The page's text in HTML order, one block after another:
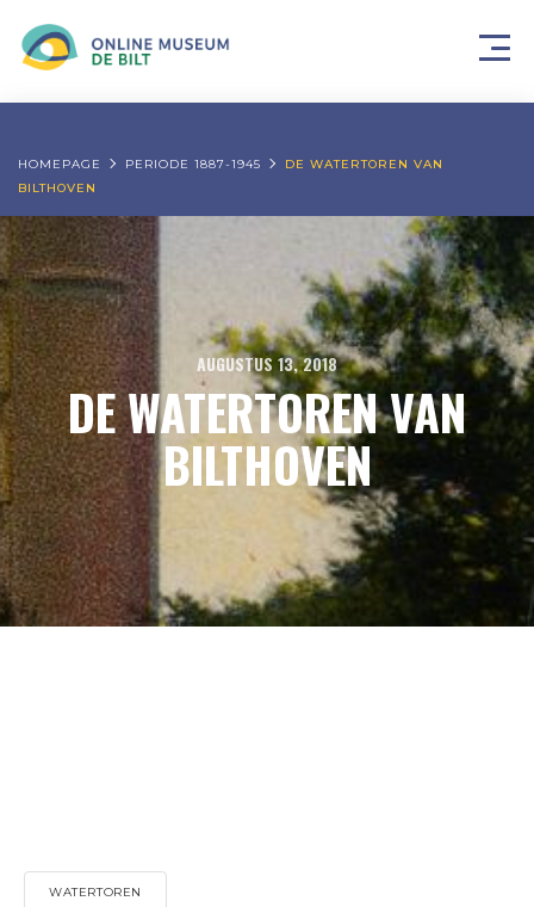
HOMEPAGE PERIODE 1887-1945
DE WATERTOREN VAN
BILTHOVEN
AUGUSTUS 13, 2018
DE WATERTOREN VAN
BILTHOVEN
WATERTOREN